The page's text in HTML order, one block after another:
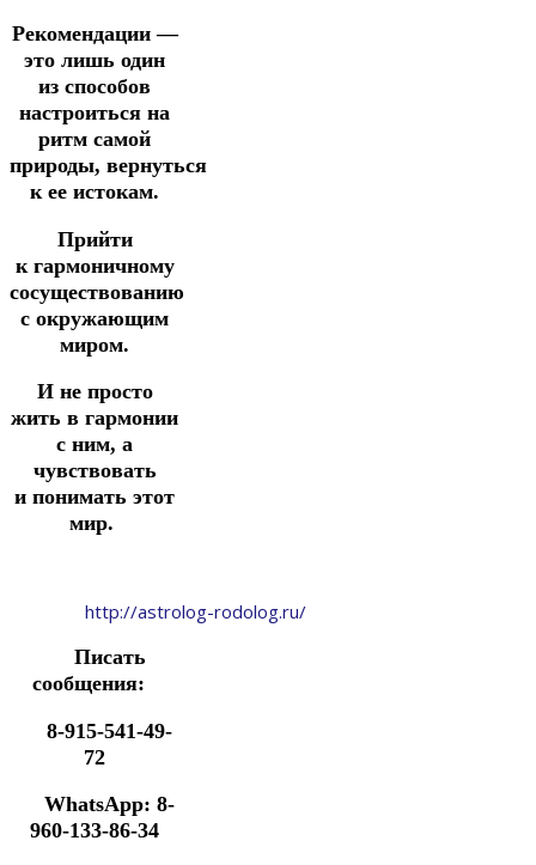
Рекомендации —
это лишь один
из способов
настроиться на
ритм самой
природы, вернуться
к ее истокам.
Прийти
к гармоничному
сосуществованию
с окружающим
миром.
И не просто
жить в гармонии
с ним, а
чувствовать
и понимать этот
мир.
http://astrolog-rodolog.ru/
Писать
сообщения:
8-915-541-49-
72
WhatsApp: 8-
960-133-86-34